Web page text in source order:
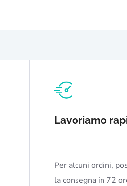
Lavoriamo
Per alcuni ordini,
la consegna in 72